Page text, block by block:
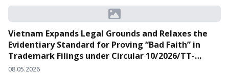
Vietnam Expands Legal Grounds and Relaxes the
Evidentiary Standard for Proving “Bad Faith” in
Trademark Filings under Circular 10/2026/TT-
BKHCN
08.05.2026